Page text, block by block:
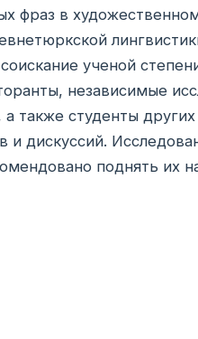
фраз в
ученой
независимые
а также студенты
и дискуссий.
поднять их